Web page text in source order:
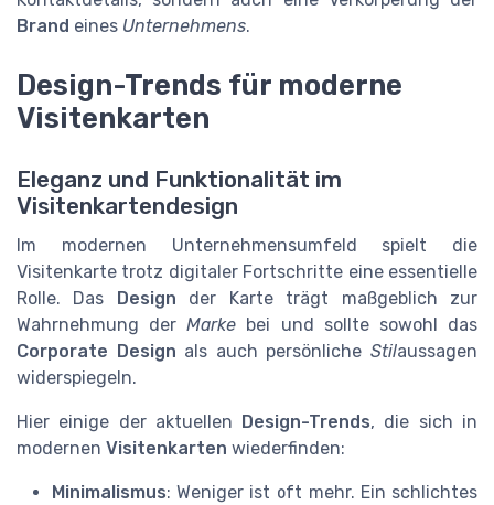
Brand eines Unternehmens.
Design-Trends für moderne
Visitenkarten
Eleganz und Funktionalität im
Visitenkartendesign
Im modernen Unternehmensumfeld spielt die
Visitenkarte trotz digitaler Fortschritte eine essentielle
Rolle. Das
Design der Karte trägt maßgeblich zur
Wahrnehmung derMarke bei und sollte sowohl das
Corporate Design als auch persönlicheStilaussagen
widerspiegeln.
Hier einige der aktuellen Design-Trends, die sich in
modernen Visitenkarten wiederfinden:
Minimalismus: Weniger ist oft mehr. Ein schlichtes